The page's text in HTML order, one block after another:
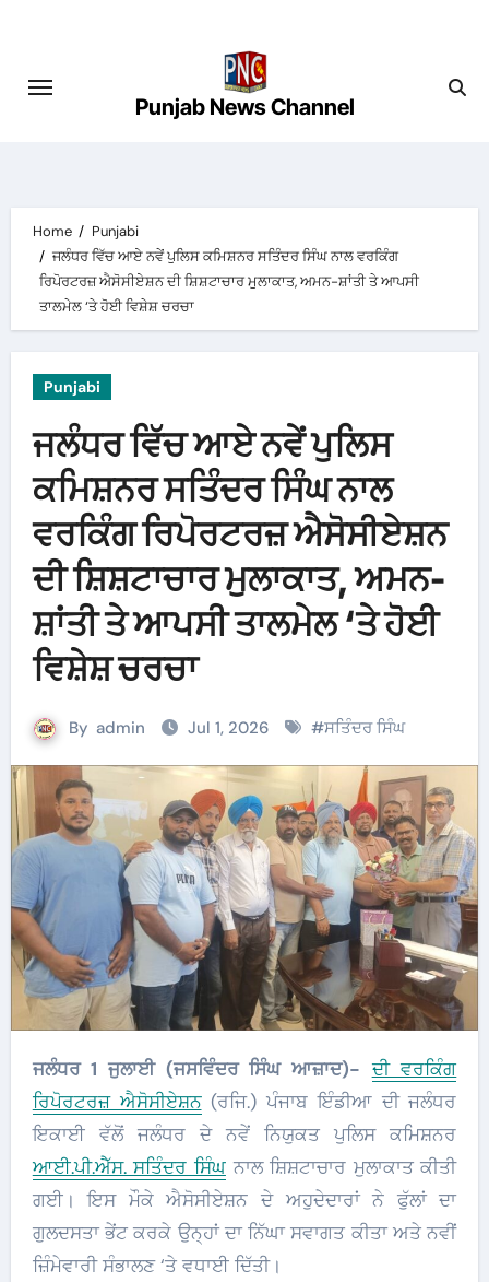
content
Punjab News Channel
Home
Punjabi
ਜਲੰਧਰ ਵਿੱਚ ਆਏ ਨਵੇਂ ਪੁਲਿਸ ਕਮਿਸ਼ਨਰ ਸਤਿੰਦਰ ਸਿੰਘ ਨਾਲ ਵਰਕਿੰਗ
ਰਿਪੋਰਟਰਜ਼ ਐਸੋਸੀਏਸ਼ਨ ਦੀ ਸ਼ਿਸ਼ਟਾਚਾਰ ਮੁਲਾਕਾਤ, ਅਮਨ-ਸ਼ਾਂਤੀ ਤੇ ਆਪਸੀ
ਤਾਲਮੇਲ ‘ਤੇ ਹੋਈ ਵਿਸ਼ੇਸ਼ ਚਰਚਾ
Punjabi
ਜਲੰਧਰ ਵਿੱਚ ਆਏ ਨਵੇਂ ਪੁਲਿਸ
ਕਮਿਸ਼ਨਰ ਸਤਿੰਦਰ ਸਿੰਘ ਨਾਲ
ਵਰਕਿੰਗ ਰਿਪੋਰਟਰਜ਼ ਐਸੋਸੀਏਸ਼ਨ
ਦੀ ਸ਼ਿਸ਼ਟਾਚਾਰ ਮੁਲਾਕਾਤ, ਅਮਨ-
ਸ਼ਾਂਤੀ ਤੇ ਆਪਸੀ ਤਾਲਮੇਲ ‘ਤੇ ਹੋਈ
ਵਿਸ਼ੇਸ਼ ਚਰਚਾ
By admin Jul 1, 2026 #ਸਤਿੰਦਰ ਸਿੰਘ
ਜਲੰਧਰ 1 ਜੁਲਾਈ (ਜਸਵਿੰਦਰ ਸਿੰਘ ਆਜ਼ਾਦ)- ਦੀ ਵਰਕਿੰਗ
ਰਿਪੋਰਟਰਜ਼ ਐਸੋਸੀਏਸ਼ਨ(ਰਜਿ.) ਪੰਜਾਬ ਇੰਡੀਆ ਦੀ ਜਲੰਧਰ
ਇਕਾਈ ਵੱਲੋਂ ਜਲੰਧਰ ਦੇ ਨਵੇਂ ਨਿਯੁਕਤ ਪੁਲਿਸ ਕਮਿਸ਼ਨਰ
ਆਈ.ਪੀ.ਐੱਸ. ਸਤਿੰਦਰ ਸਿੰਘਨਾਲ ਸ਼ਿਸ਼ਟਾਚਾਰ ਮੁਲਾਕਾਤ ਕੀਤੀ
ਗਈ। ਇਸ ਮੌਕੇ ਐਸੋਸੀਏਸ਼ਨ ਦੇ ਅਹੁਦੇਦਾਰਾਂ ਨੇ ਫੁੱਲਾਂ ਦਾ
ਗੁਲਦਸਤਾ ਭੇਂਟ ਕਰਕੇ ਉਨ੍ਹਾਂ ਦਾ ਨਿੱਘਾ ਸਵਾਗਤ ਕੀਤਾ ਅਤੇ ਨਵੀਂ
ਜ਼ਿੰਮੇਵਾਰੀ ਸੰਭਾਲਣ ‘ਤੇ ਵਧਾਈ ਦਿੱਤੀ।